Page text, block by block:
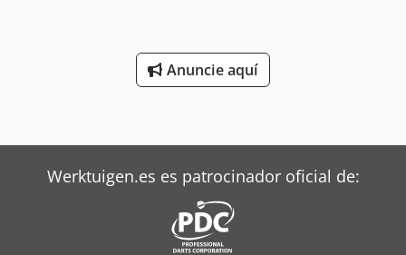
Anuncie aquí
Werktuigen.es es patrocinador oficial de: